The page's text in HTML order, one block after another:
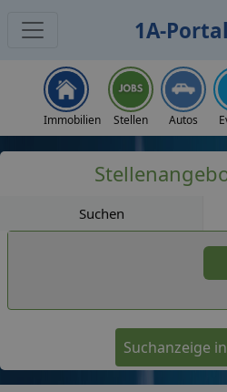
1A-
Immobilien Stellen Autos
Suchen
Suchanzeige